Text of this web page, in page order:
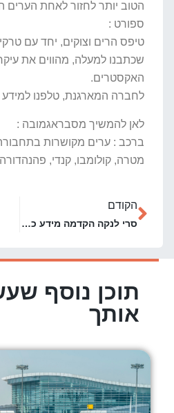
הטוב יותר לחזור לאחת הערים
ספורט :
טיפס הרים וצוקים, יחד עם
שכתבנו למעלה, מהווים את
האקסטרים.
לחברה המארגנת, טלפנו למידע :
לאן להמשיך מסבראגמובה :
ברכב : ערים מקושרות
מטרה, קולומבו, קנדי,
הקודם
סרי לנקה הקדמה מידע כללי
תוכן נוסף
אותך